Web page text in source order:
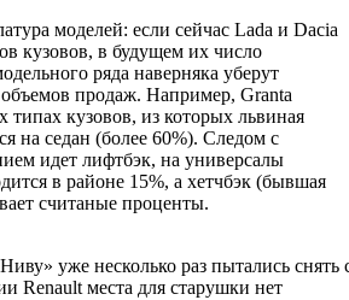
моделей: если сейчас Lada и Dacia
кузовов, в будущем их число
ряда наверняка уберут
продаж. Например, Granta
типах кузовов, из которых львиная
на седан (более 60%). Следом с
идет лифтбэк, на универсалы
в районе 15%, а хетчбэк (бывшая
считаные проценты.
уже несколько раз пытались снять
Renault места для старушки нет